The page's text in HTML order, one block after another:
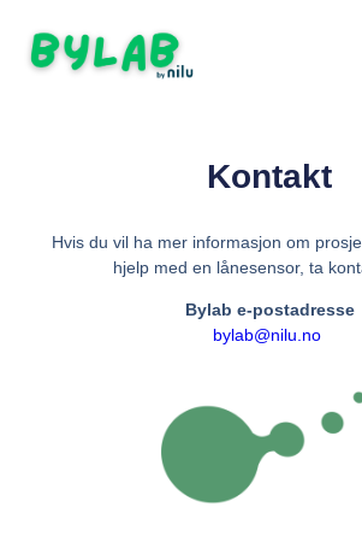
Kontakt
Hvis du vil ha mer informasjon om
hjelp med en lånesensor, ta
Bylab e-postadresse
bylab@nilu.no